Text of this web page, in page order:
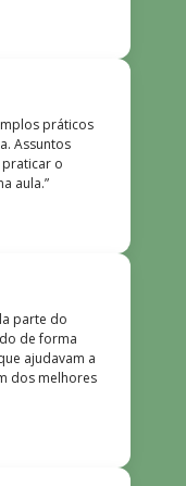
práticos
Assuntos
praticar o
aula.”
parte do
de forma
ajudavam a
dos melhores